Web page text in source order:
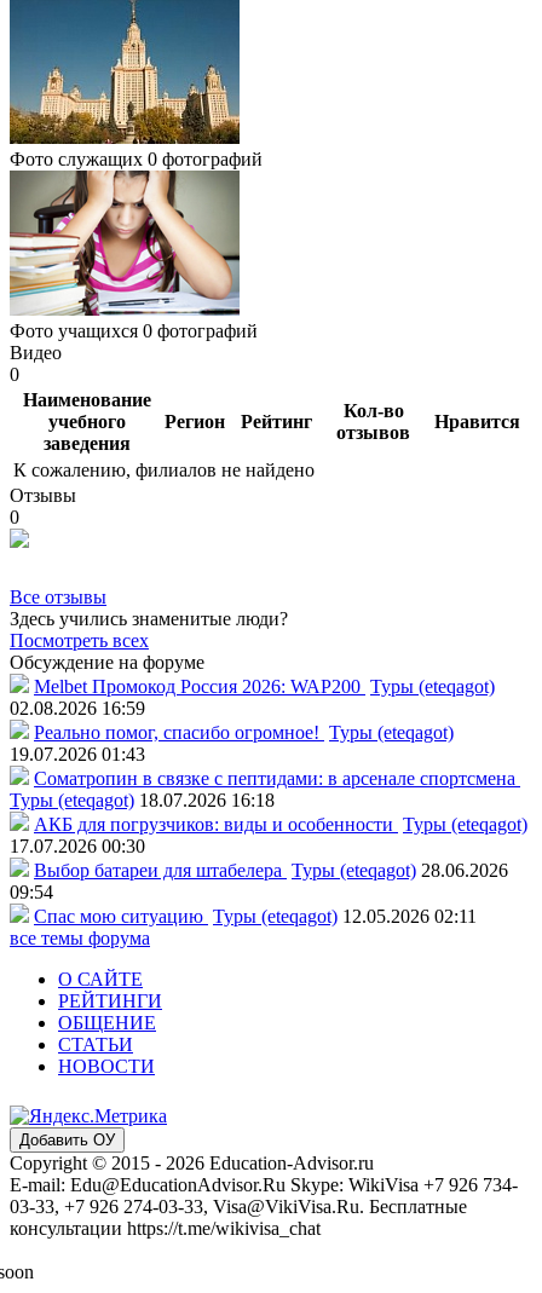
Фото служащих 0 фотографий
Фото учащихся 0 фотографий
Видео
0
Наименование
учебного
заведения
Регион Рейтинг
Кол-во
отзывов
Нравится
К сожалению, филиалов не найдено
Отзывы
0
Все отзывы
Здесь учились знаменитые люди?
Посмотреть всех
Обсуждение на форуме
Melbet Промокод Россия 2026: WAP200 Туры (eteqagot)
02.08.2026 16:59
Реально помог, спасибо огромное! Туры (eteqagot)
19.07.2026 01:43
Соматропин в связке с пептидами: в арсенале спортсмена
Туры (eteqagot) 18.07.2026 16:18
АКБ для погрузчиков: виды и особенности Туры (eteqagot)
17.07.2026 00:30
Выбор батареи для штабелера Туры (eteqagot) 28.06.2026
09:54
Спас мою ситуацию Туры (eteqagot) 12.05.2026 02:11
все темы форума
О САЙТЕ
РЕЙТИНГИ
ОБЩЕНИЕ
СТАТЬИ
НОВОСТИ
Добавить ОУ
Copyright © 2015 - 2026 Education-Advisor.ru
E-mail: Edu@EducationAdvisor.Ru Skype: WikiVisa +7 926 734-
03-33, +7 926 274-03-33, Visa@VikiVisa.Ru. Бесплатные
консультации https://t.me/wikivisa_chat